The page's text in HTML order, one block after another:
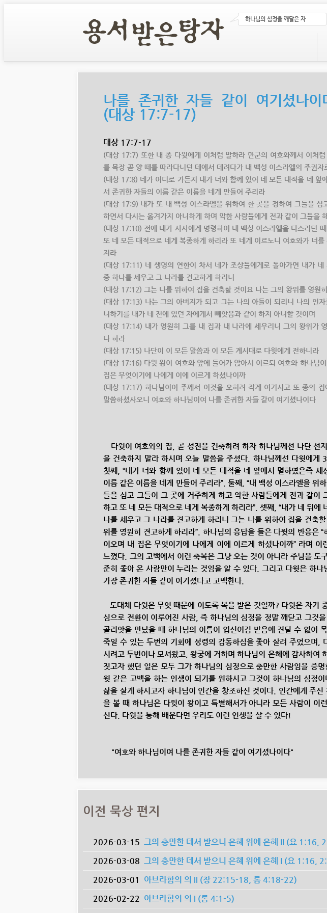
하나님의 심정을 깨달은 자
나를 존귀한 자들 같이 여기셨나이
(대상 17:7-17)
대상 17:7-17
(대상 17:7) 또한 내 종 다윗에게 이처럼 말하라 만군의 여호와께서 이처럼
를 목장 곧 양 떼를 따라다니던 데에서 데려다가 내 백성 이스라엘의 주권자
(대상 17:8) 네가 어디로 가든지 내가 너와 함께 있어 네 모든 대적을 네 앞
서 존귀한 자들의 이름 같은 이름을 네게 만들어 주리라
(대상 17:9) 내가 또 내 백성 이스라엘을 위하여 한 곳을 정하여 그들을 심
하면서 다시는 옮겨가지 아니하게 하며 악한 사람들에게 전과 같이 그들을
(대상 17:10) 전에 내가 사사에게 명령하여 내 백성 이스라엘을 다스리던
또 네 모든 대적으로 네게 복종하게 하리라 또 네게 이르노니 여호와가 너
지라
(대상 17:11) 네 생명의 연한이 차서 네가 조상들에게로 돌아가면 내가
중 하나를 세우고 그 나라를 견고하게 하리니
(대상 17:12) 그는 나를 위하여 집을 건축할 것이요 나는 그의 왕위를 영원
(대상 17:13) 나는 그의 아버지가 되고 그는 나의 아들이 되리니 나의 인
니하기를 내가 네 전에 있던 자에게서 빼앗음과 같이 하지 아니할 것이며
(대상 17:14) 내가 영원히 그를 내 집과 내 나라에 세우리니 그의 왕위가
다 하라
(대상 17:15) 나단이 이 모든 말씀과 이 모든 계시대로 다윗에게 전하니라
(대상 17:16) 다윗 왕이 여호와 앞에 들어가 앉아서 이르되 여호와 하나님
집은 무엇이기에 나에게 이에 이르게 하셨나이까
(대상 17:17) 하나님이여 주께서 이것을 오히려 작게 여기시고 또 종의 집
말씀하셨사오니 여호와 하나님이여 나를 존귀한 자들 같이 여기셨나이다
다윗이 여호와의 집, 곧 성전을 건축하려 하자 하나님께선 나단 선
을 건축하지 말라 하시며 오늘 말씀을 주셨다. 하나님께선 다윗에게
첫째, “내가 너와 함께 있어 네 모든 대적을 네 앞에서 멸하였은즉 세
이름 같은 이름을 네게 만들어 주리라”. 둘째, “내 백성 이스라엘을 위
들을 심고 그들이 그 곳에 거주하게 하고 악한 사람들에게 전과 같이
하고 또 네 모든 대적으로 네게 복종하게 하리라”. 셋째, “내가 네 뒤에
나를 세우고 그 나라를 견고하게 하리니 그는 나를 위하여 집을 건축
위를 영원히 견고하게 하리라”. 하나님의 응답을 들은 다윗의 반응은 “
이오며 내 집은 무엇이기에 나에게 이에 이르게 하셨나이까” 라며 이
느꼈다. 그의 고백에서 이런 축복은 그냥 오는 것이 아니라 주님을 도
준히 좇아 온 사람만이 누리는 것임을 알 수 있다. 그리고 다윗은 하나
가장 존귀한 자들 같이 여기셨다고 고백한다.
도대체 다윗은 무엇 때문에 이토록 복을 받은 것일까? 다윗은 자기
심으로 전환이 이루어진 사람, 즉 하나님의 심정을 정말 깨닫고 그것
골리앗을 만났을 때 하나님의 이름이 업신여김 받음에 견딜 수 없어
죽일 수 있는 두번의 기회에 성령의 감동하심을 좇아 살려 주었으며,
시려고 두번이나 모셔왔고, 왕궁에 거하며 하나님의 은혜에 감사하여
짓고자 했던 일은 모두 그가 하나님의 심정으로 충만한 사람임을 증
윗 같은 고백을 하는 인생이 되기를 원하시고 그것이 하나님의 심정
삶을 살게 하시고자 하나님이 인간을 창조하신 것이다. 인간에게 주
을 볼 때 하나님은 다윗이 왕이고 특별해서가 아니라 모든 사람이 이
신다. 다윗을 통해 배운다면 우리도 이런 인생을 살 수 있다!
"여호와 하나님이여 나를 존귀한 자들 같이 여기셨나이다"
이전 묵상 편지
2026-03-15 그의 충만한 데서 받으니 은혜 위에 은혜 II (요 1:16,
2026-03-08 그의 충만한 데서 받으니 은혜 위에 은혜 I (요 1:16,
2026-03-01
아브라함의 의 II (창 22:15-18, 롬 4:18-22)
2026-02-22 아브라함의 의 I (롬 4:1-5)